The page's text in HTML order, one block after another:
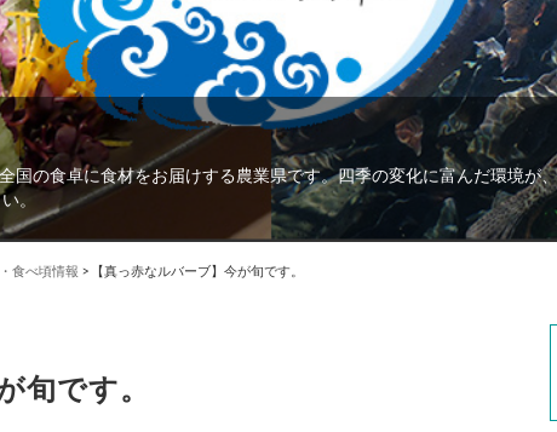
国の食卓に食材をお届けする農業県です。四季の変化に富んだ環境が
。
食べ頃情報 > 【真っ赤なルバーブ】今が旬です。
旬です。